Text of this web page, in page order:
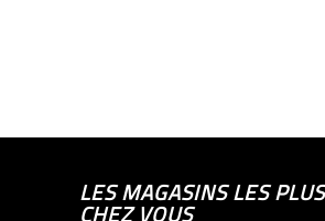
LES MAGASINS LES
CHEZ VOUS